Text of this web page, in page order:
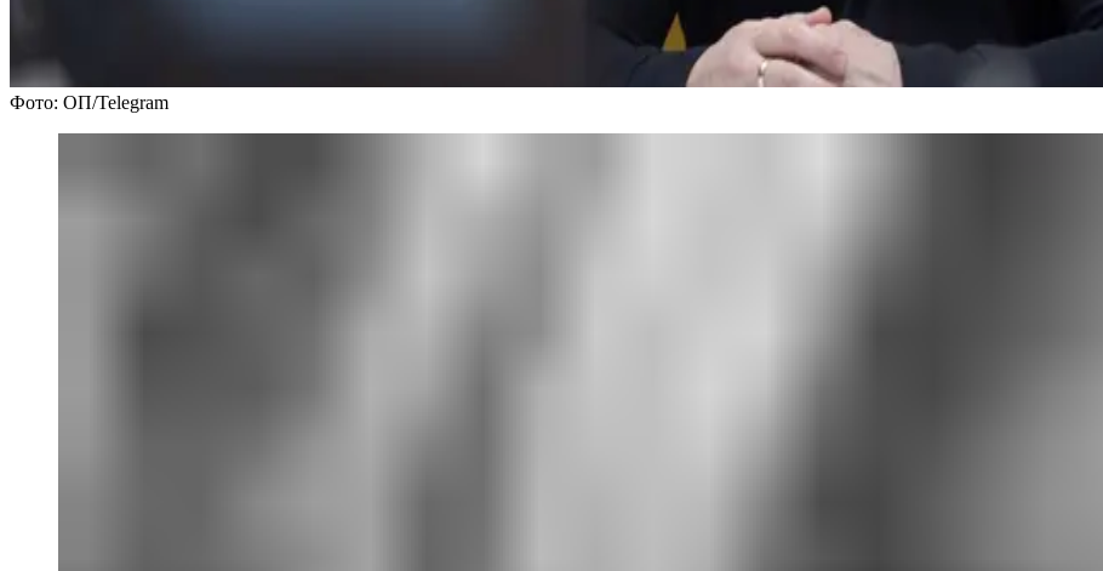
Фото: ОП/Telegram